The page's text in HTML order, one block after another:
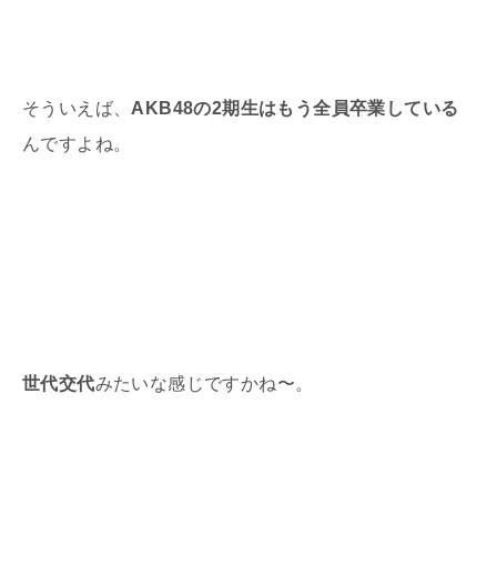
そういえば、 AKB48の2期生はもう全員卒業している
んですよね。
世代交代みたいな感じですかね〜。